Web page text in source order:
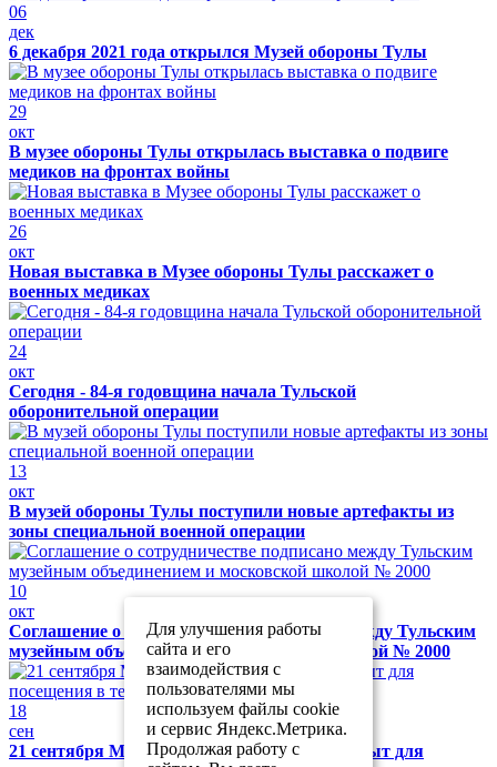
06
дек
6 декабря 2021 года открылся Музей обороны Тулы
29
окт
В музее обороны Тулы открылась выставка о подвиге
медиков на фронтах войны
26
окт
Новая выставка в Музее обороны Тулы расскажет о
военных медиках
24
окт
Сегодня - 84-я годовщина начала Тульской
оборонительной операции
13
окт
В музей обороны Тулы поступили новые артефакты из
зоны специальной военной операции
10
окт
Соглашение о сотрудничестве подписано между Тульским
музейным объединением и московской школой № 2000
18
сен
21 сентября Музей обороны Тулы будет закрыт для
Для улучшения работы
сайта и его
взаимодействия с
пользователями мы
используем файлы cookie
и сервис Яндекс.Метрика.
Продолжая работу с